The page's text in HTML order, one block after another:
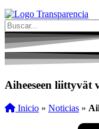
Aiheeseen liittyvät
Inicio » Noticias »